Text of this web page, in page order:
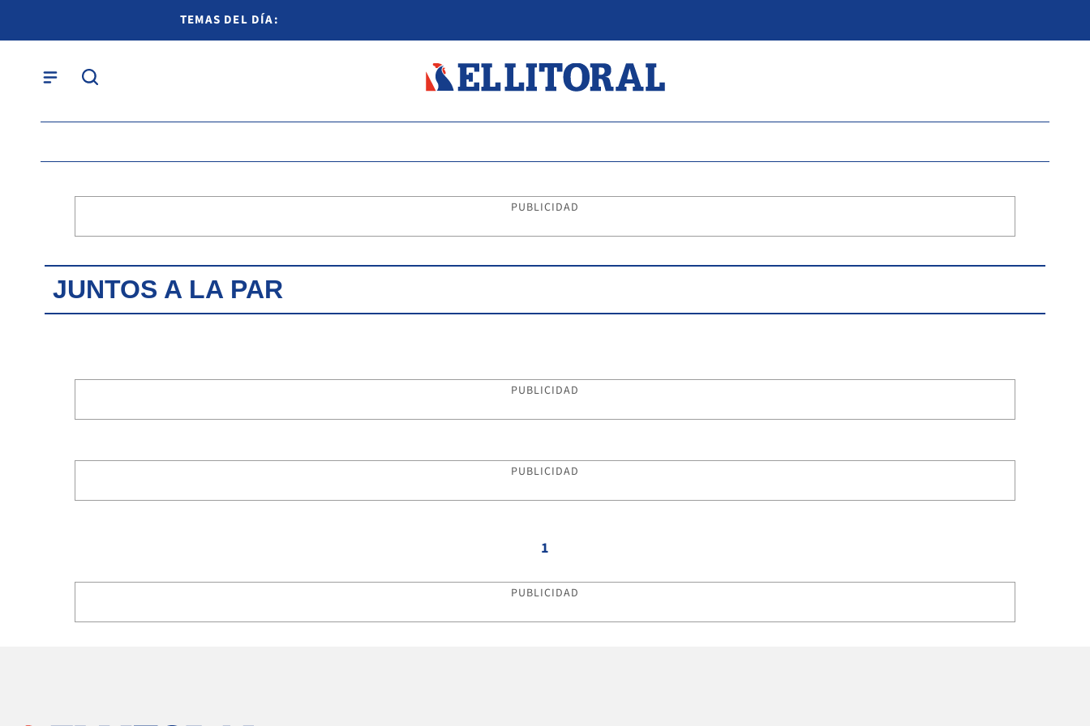
TEMAS DEL DÍA:
PUBLICIDAD
JUNTOS A LA PAR
PUBLICIDAD
PUBLICIDAD
1
PUBLICIDAD